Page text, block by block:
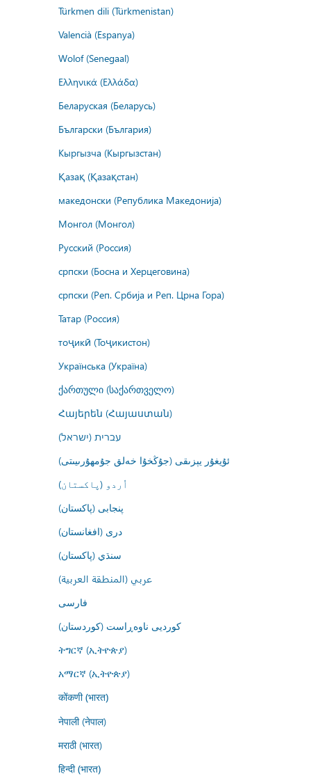
Türkmen dili (Türkmenistan)
Valencià (Espanya)
Wolof (Senegaal)
Ελληνικά (Ελλάδα)
Беларуская (Беларусь)
Български (България)
Кыргызча (Кыргызстан)
Қазақ (Қазақстан)
македонски (Република Македонија)
Монгол (Монгол)
Русский (Россия)
српски (Босна и Херцеговина)
српски (Реп. Србија и Реп. Црна Гора)
Татар (Россия)
тоҷикӣ (Тоҷикистон)
Українська (Україна)
ქართული (საქართველო)
Հայերեն (Հայաստան)
עברית (ישראל)
ئۇيغۇر يېزىقى (جۇڭخۇا خەلق جۇمھۇرىيىتى)
اُردو (پاکستان)
پنجابی (پاکستان)
درى (افغانستان)
سنڌي (پاکستان)
عربي (المنطقة العربية)
فارسى
کوردیی ناوەڕاست (کوردستان)
ትግርኛ (ኢትዮጵያ)
አማርኛ (ኢትዮጵያ)
कोंकणी (भारत)
नेपाली (नेपाल)
मराठी (भारत)
हिन्दी (भारत)